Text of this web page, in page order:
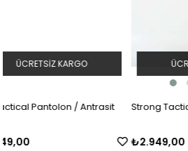
Strong Tactical Pantolon / Siyah
ÜCRETSIZ KARGO